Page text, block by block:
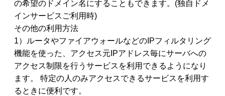
の希望のドメイン名にすることもできます。(独自ドメ
インサービスご利用時)
その他の利用方法
1）ルータやファイアウォールなどのIPフィルタリング
機能を使った、アクセス元IPアドレス毎にサーバへの
アクセス制限を行うサービスを利用できるようになり
ます。 特定の人のみアクセスできるサービスを利用す
るときに便利です。